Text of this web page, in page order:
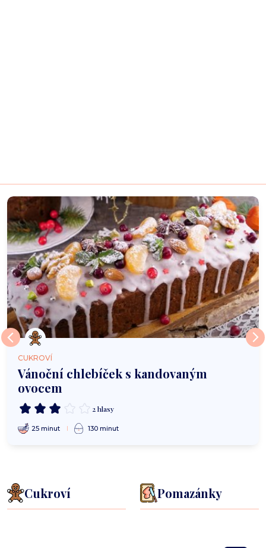
CUKROVÍ
Vánoční chlebíček s kandovaným
ovocem
2 hlasy
25 minut 130 minut
Cukroví Pomazánky